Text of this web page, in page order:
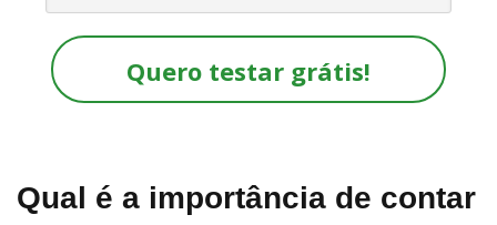
Quero testar grátis!
Qual é a importância de contar